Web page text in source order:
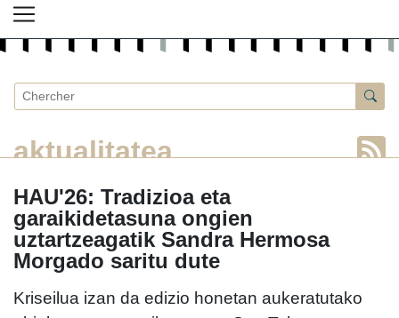
aktualitatea
HAU'26: Tradizioa eta
garaikidetasuna ongien
uztartzeagatik Sandra Hermosa
Morgado saritu dute
Kriseilua izan da edizio honetan aukeratutako